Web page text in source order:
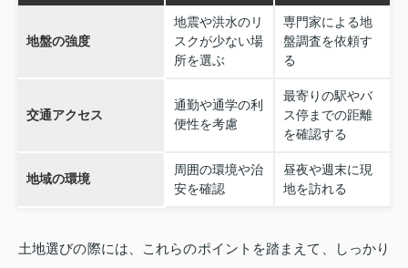
地盤の強度
地震や洪水のリ
スクが少ない場
所を選ぶ
専門家による地
盤調査を依頼す
る
交通アクセス
通勤や通学の利
便性を考慮
最寄りの駅やバ
ス停までの距離
を確認する
地域の環境
周囲の環境や治
安を確認
昼夜や週末に現
地を訪れる
土地選びの際には、これらのポイントを踏まえて、しっかり